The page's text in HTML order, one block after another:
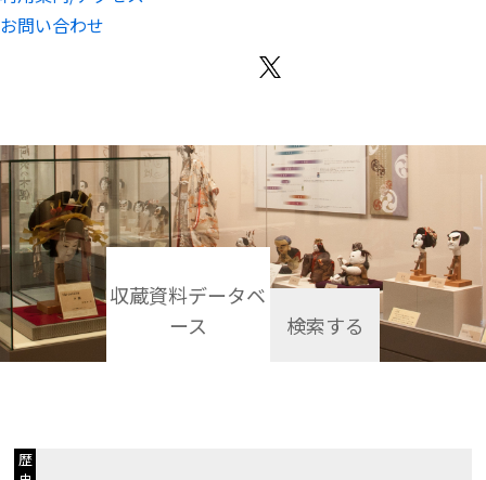
お問い合わせ
収蔵資料データベ
ース
検索する
歴